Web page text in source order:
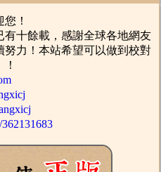
！
十餘載，感謝全球各地網友
力！本站希望可以做到校對